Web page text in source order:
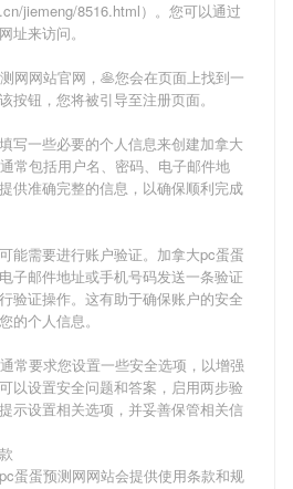
jiemeng/8516.html）。您可以通过
址来访问。
网网站官网，🥞您会在页面上找到一
按钮，您将被引导至注册页面。
写一些必要的个人信息来创建加拿大
常包括用户名、密码、电子邮件地
供准确完整的信息，以确保顺利完成
能需要进行账户验证。 加拿大pc蛋蛋
子邮件地址或手机号码发送一条验证
验证操作。这有助于确保账户的安全
的个人信息。
通常要求您设置一些安全选项，以增强
以设置安全问题和答案，启用两步验
示设置相关选项，并妥善保管相关信
蛋蛋预测网网站会提供使用条款和规